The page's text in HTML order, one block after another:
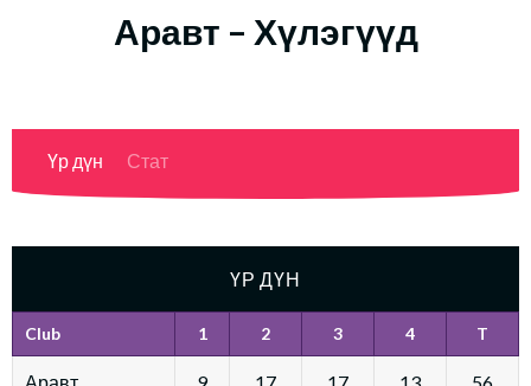
Аравт – Хүлэгүүд
Үр дүн Стат
ҮР ДҮН
Club 1 2 3 4 T